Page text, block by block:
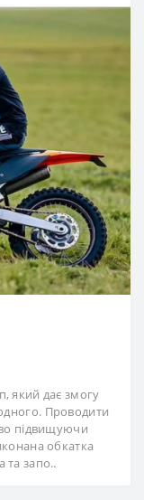
який дає змогу
Проводити
підвищуючи
обкатка
та запо..